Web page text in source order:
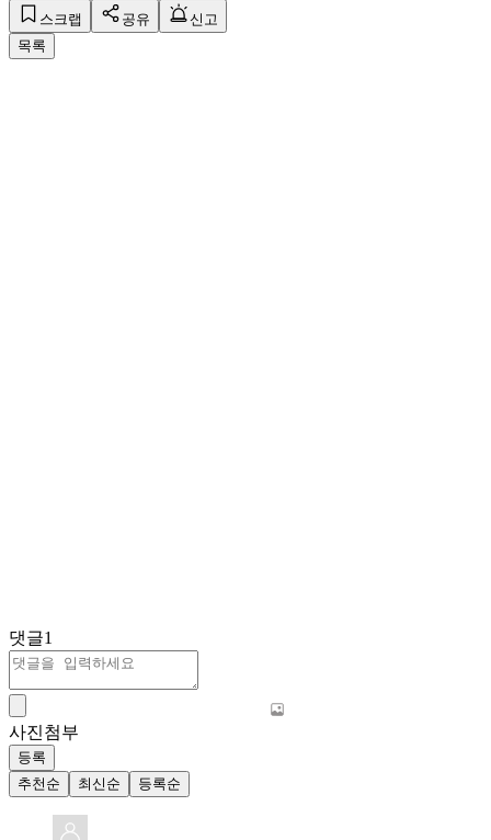
스크랩 공유
신고
목록
댓글1
사진첨부
등록
추천순
최신순 등록순